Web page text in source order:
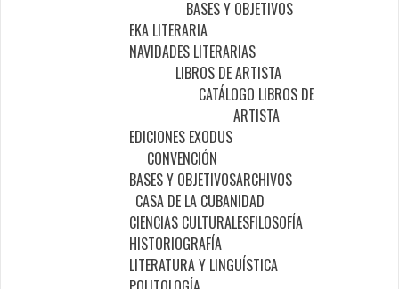
BASES Y OBJETIVOS
EKA LITERARIA
NAVIDADES LITERARIAS
LIBROS DE ARTISTA
CATÁLOGO LIBROS DE
ARTISTA
EDICIONES EXODUS
CONVENCIÓN
BASES Y OBJETIVOSARCHIVOS
CASA DE LA CUBANIDAD
CIENCIAS CULTURALESFILOSOFÍA
HISTORIOGRAFÍA
LITERATURA Y LINGUÍSTICA